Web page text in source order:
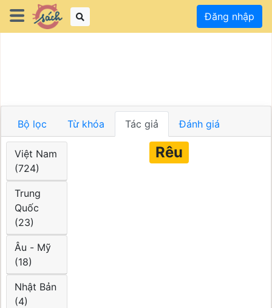
Đăng nhập
Bộ lọc Từ khóa Tác giả Đánh giá
Việt Nam
(724)
Trung
Quốc
(23)
Âu - Mỹ
(18)
Nhật Bản
(4)
Rêu